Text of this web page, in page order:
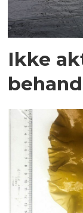
Ikke